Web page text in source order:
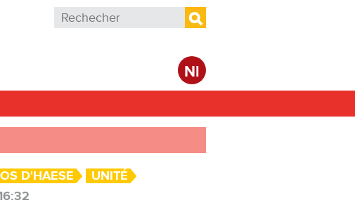
Formulaire de recherche
Rechercher
Nl
D'HAESE
UNITÉ